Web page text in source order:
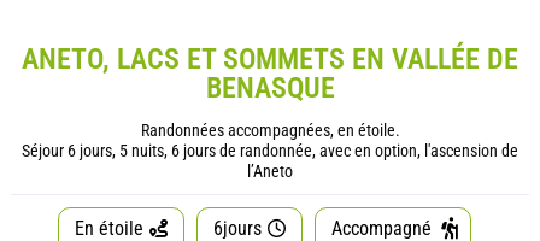
ANETO, LACS ET SOMMETS EN VALLÉE DE
BENASQUE
Randonnées accompagnées, en étoile.
Séjour 6 jours, 5 nuits, 6 jours de randonnée, avec en option, l'ascension de
l’Aneto
En étoile 6jours
Accompagné